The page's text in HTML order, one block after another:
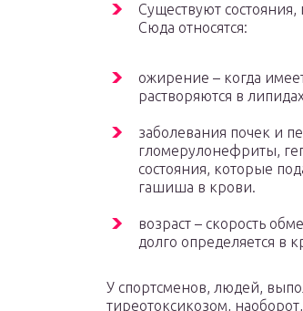
Существуют
Сюда относятся:
ожирение – когда
растворяются в
заболевания почек и
гломерулонефриты,
состояния, которые
гашиша в крови.
возраст – скорость
долго определяется в
У спортсменов, людей,
тиреотоксикозом,